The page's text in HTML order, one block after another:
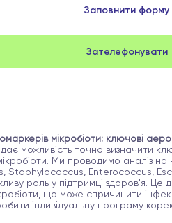
Заповнити форму
Зателефонувати
мікробіоти: ключові
можливість точно визначити
Ми проводимо аналіз на
Staphylococcus, Enterococcus,
роль у підтримці здоров'я. Це
що може спричинити
індивідуальну програму